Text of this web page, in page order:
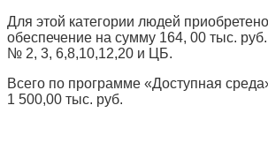
Для этой категории людей
обеспечение на сумму 164, 00 тыс.
№ 2, 3, 6,8,10,12,20 и ЦБ.
Всего по программе «Доступная
1 500,00 тыс. руб.